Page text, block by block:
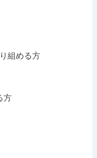
組める方
方